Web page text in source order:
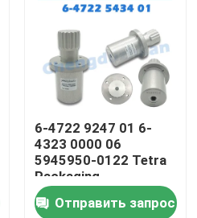
6-4722 9247 01 6-
4323 0000 06
5945950-0122 Tetra
Packaging
Содержание и
ремонт упаковки
Отправить запрос